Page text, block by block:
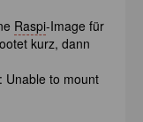
Raspi-Image für
kurz, dann
Unable to mount